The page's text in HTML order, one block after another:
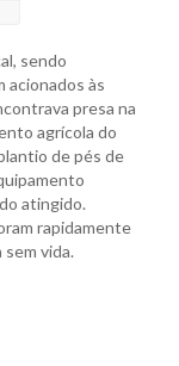
sendo
acionados às
presa na
agrícola do
de pés de
atingido.
rapidamente
vida.